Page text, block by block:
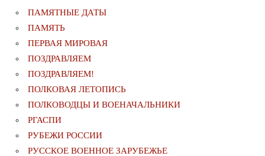
ПАМЯТНЫЕ ДАТЫ
ПАМЯТЬ
ПЕРВАЯ МИРОВАЯ
ПОЗДРАВЛЯЕМ
ПОЗДРАВЛЯЕМ!
ПОЛКОВАЯ ЛЕТОПИСЬ
ПОЛКОВОДЦЫ И ВОЕНАЧАЛЬНИКИ
РГАСПИ
РУБЕЖИ РОССИИ
РУССКОЕ ВОЕННОЕ ЗАРУБЕЖЬЕ